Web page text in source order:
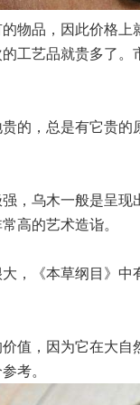
物品，因此价格
工艺品就贵多了
的，总是有它贵
，乌木一般是呈
高的艺术造诣。
，《本草纲目》
值，因为它在大
考。